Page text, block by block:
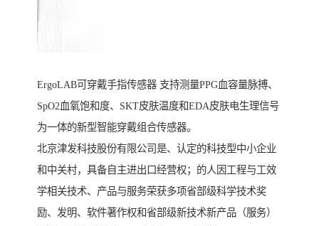
ErgoLAB可穿戴手指传感器 支持测量PPG血容量脉搏、
SpO2血氧饱和度、SKT皮肤温度和EDA皮肤电生理信号
为一体的新型智能穿戴组合传感器。
北京津发科技股份有限公司是、认定的科技型中小企业
和中关村，具备自主进出口经营权；的人因工程与工效
学相关技术、产品与服务荣获多项省部级科学技术奖
励、发明、软件著作权和省部级新技术新产品（服务）